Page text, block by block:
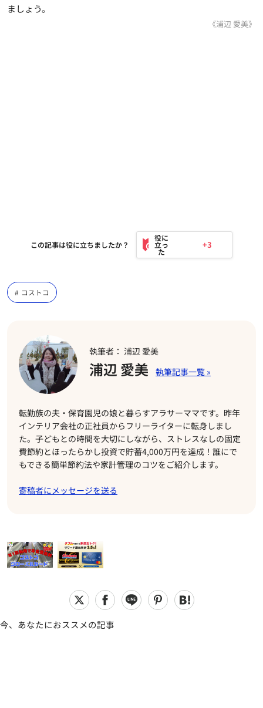
ましょう。
《浦辺 愛美》
この記事は役に立ちましたか？ +3
コストコ
執筆者： 浦辺 愛美
浦辺 愛美
転勤族の夫・保育園児の娘と暮らすアラサーママです。昨年
インテリア会社の正社員からフリーライターに転身しまし
た。子どもとの時間を大切にしながら、ストレスなしの固定
費節約とほったらかし投資で貯蓄4,000万円を達成！誰にで
もできる簡単節約法や家計管理のコツをご紹介します。
寄稿者にメッセージを送る
今、あなたにおススメの記事